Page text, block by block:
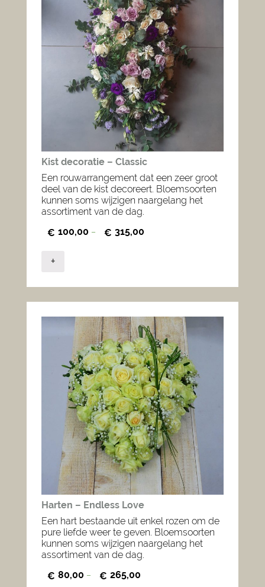
Kist decoratie – Classic
Een rouwarrangement dat een zeer groot
deel van de kist decoreert. Bloemsoorten
kunnen soms wijzigen naargelang het
assortiment van de dag.
€ 100,00 – € 315,00
+
Harten – Endless Love
Een hart bestaande uit enkel rozen om de
pure liefde weer te geven. Bloemsoorten
kunnen soms wijzigen naargelang het
assortiment van de dag.
€ 80,00 – € 265,00